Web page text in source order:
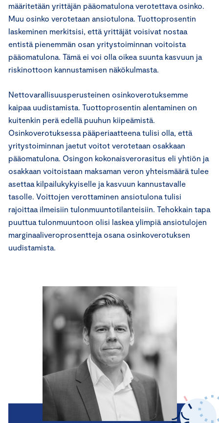
määritetään yrittäjän pääomatulona verotettava osinko.
Muu osinko verotetaan ansiotulona. Tuottoprosentin
laskeminen merkitsisi, että yrittäjät voisivat nostaa
entistä pienemmän osan yritystoiminnan voitoista
pääomatulona. Tämä ei voi olla oikea suunta kasvuun ja
riskinottoon kannustamisen näkökulmasta.
Nettovarallisuusperusteinen osinkoverotuksemme
kaipaa uudistamista. Tuottoprosentin alentaminen on
kuitenkin perä edellä puuhun kiipeämistä.
Osinkoverotuksessa pääperiaatteena tulisi olla, että
yritystoiminnan jaetut voitot verotetaan osakkaan
pääomatulona. Osingon kokonaisverorasitus eli yhtiön ja
osakkaan voitoistaan maksaman veron yhteismäärä tulee
asettaa kilpailukykyiselle ja kasvuun kannustavalle
tasolle. Voittojen verottaminen ansiotulona tulisi
rajoittaa ilmeisiin tulonmuuntotilanteisiin. Tehokkain tapa
puuttua tulonmuuntoon olisi laskea ylimpiä ansiotulojen
marginaaliveroprosentteja osana osinkoverotuksen
uudistamista.